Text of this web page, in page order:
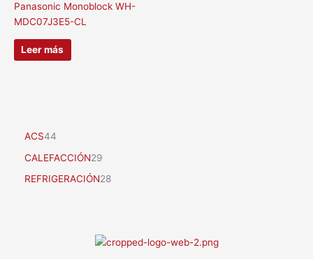
Panasonic Monoblock WH-
MDC07J3E5-CL
Leer más
ACS44
CALEFACCIÓN29
REFRIGERACIÓN28